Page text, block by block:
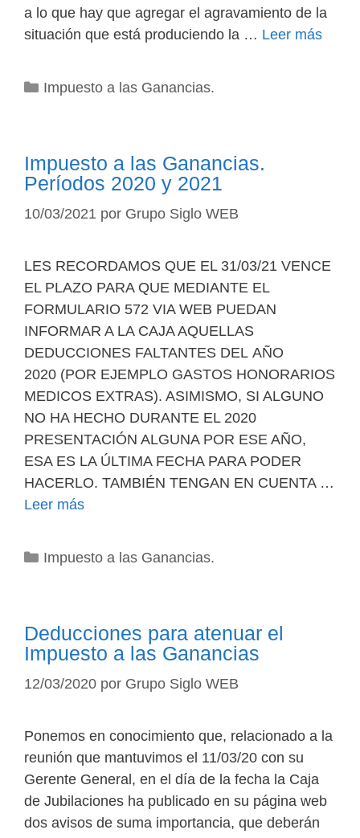
a lo que hay que agregar el agravamiento de la
situación que está produciendo la … Leer más
Categorías
Impuesto a las Ganancias.
Impuesto a las Ganancias.
Períodos 2020 y 2021
10/03/2021 por Grupo Siglo WEB
LES RECORDAMOS QUE EL 31/03/21 VENCE
EL PLAZO PARA QUE MEDIANTE EL
FORMULARIO 572 VIA WEB PUEDAN
INFORMAR A LA CAJA AQUELLAS
DEDUCCIONES FALTANTES DEL AÑO
2020 (POR EJEMPLO GASTOS HONORARIOS
MEDICOS EXTRAS). ASIMISMO, SI ALGUNO
NO HA HECHO DURANTE EL 2020
PRESENTACIÓN ALGUNA POR ESE AÑO,
ESA ES LA ÚLTIMA FECHA PARA PODER
HACERLO. TAMBIÉN TENGAN EN CUENTA …
Leer más
Categorías
Impuesto a las Ganancias.
Deducciones para atenuar el
Impuesto a las Ganancias
12/03/2020 por Grupo Siglo WEB
Ponemos en conocimiento que, relacionado a la
reunión que mantuvimos el 11/03/20 con su
Gerente General, en el día de la fecha la Caja
de Jubilaciones ha publicado en su página web
dos avisos de suma importancia, que deberán